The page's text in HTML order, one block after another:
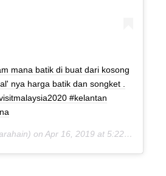
mana batik di buat dari kosong
nya harga batik dan songket .
#kelantan
on Apr 16, 2019 at 5:22am PDT